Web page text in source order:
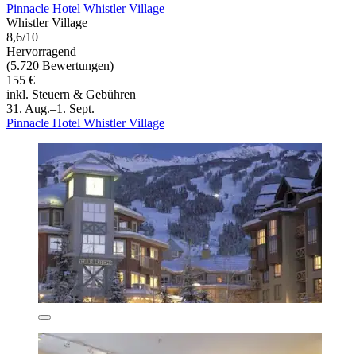
Pinnacle Hotel Whistler Village
Whistler Village
8,6/10
Hervorragend
(5.720 Bewertungen)
155 €
inkl. Steuern & Gebühren
31. Aug.–1. Sept.
Pinnacle Hotel Whistler Village